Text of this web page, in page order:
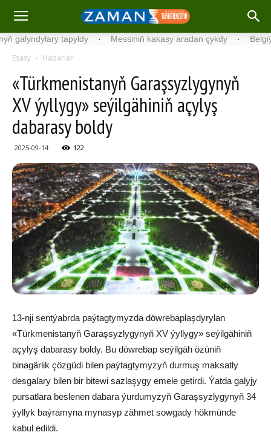
tapyldy · Messiniň kakasy aradan çykdy · Belgiýada
Esasy Habarlar
«Türkmenistanyň Garaşsyzlygynyň
XV ýyllygy» seýilgähiniň açylyş
dabarasy boldy
2025-09-14 122
13-nji sentýabrda paýtagtymyzda döwrebaplaşdyrylan
«Türkmenistanyň Garaşsyzlygynyň XV ýyllygy» seýilgähiniň
açylyş dabarasy boldy. Bu döwrebap seýilgäh özüniň
binagärlik çözgüdi bilen paýtagtymyzyň durmuş maksatly
desgalary bilen bir bitewi sazlaşygy emele getirdi. Ýatda galyjy
pursatlara beslenen dabara ýurdumyzyň Garaşsyzlygynyň 34
ýyllyk baýramyna mynasyp zähmet sowgady hökmünde
kabul edildi.